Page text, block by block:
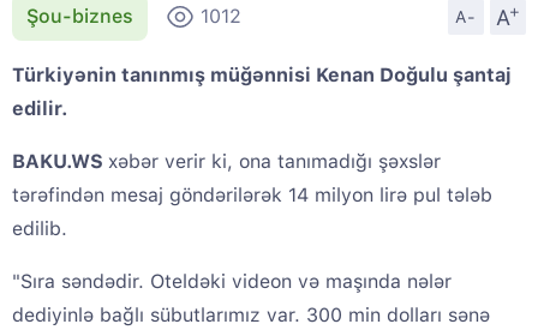
Şou-biznes 1012 A- A
+
Türkiyənin tanınmış müğənnisi Kenan Doğulu şantaj
edilir.
BAKU.WS xəbər verir ki, ona tanımadığı şəxslər
tərəfindən mesaj göndərilərək 14 milyon lirə pul tələb
edilib.
"Sıra səndədir. Oteldəki videon və maşında nələr
dediyinlə bağlı sübutlarımız var. 300 min dolları sənə